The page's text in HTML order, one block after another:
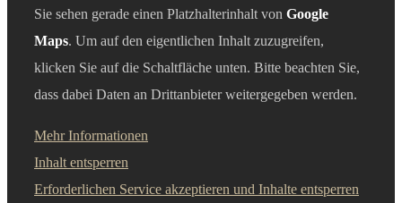
Sie sehen gerade einen Platzhalterinhalt von Google
Maps. Um auf den eigentlichen Inhalt zuzugreifen,
klicken Sie auf die Schaltfläche unten. Bitte beachten Sie,
dass dabei Daten an Drittanbieter weitergegeben werden.
Mehr Informationen
Inhalt entsperren
Erforderlichen Service akzeptieren und Inhalte entsperren